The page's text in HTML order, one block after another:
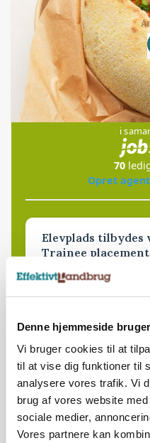
Denne hjemmeside
Vi bruger cookies til at
til at vise dig funktioner til
analysere vores trafik. Vi
brug af vores website
sociale medier,
Vores partnere kan
i
70
Opret agent
Elevplads
Trainee
Grise
Rørlægger /
dræn/
Anlæg Kloak
4690, Haslev